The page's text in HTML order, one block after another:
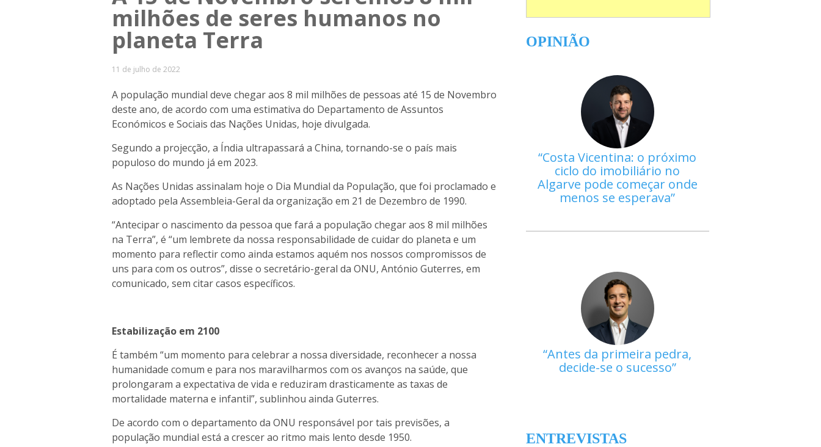
milhões de seres humanos no
planeta Terra
11 de julho de 2022
A população mundial deve chegar aos 8 mil milhões de pessoas até 15 de Novembro
deste ano, de acordo com uma estimativa do Departamento de Assuntos
Económicos e Sociais das Nações Unidas, hoje divulgada.
Segundo a projecção, a Índia ultrapassará a China, tornando-se o país mais
populoso do mundo já em 2023.
As Nações Unidas assinalam hoje o Dia Mundial da População, que foi proclamado e
adoptado pela Assembleia-Geral da organização em 21 de Dezembro de 1990.
“Antecipar o nascimento da pessoa que fará a população chegar aos 8 mil milhões
na Terra”, é “um lembrete da nossa responsabilidade de cuidar do planeta e um
momento para reflectir como ainda estamos aquém nos nossos compromissos de
uns para com os outros”, disse o secretário-geral da ONU, António Guterres, em
comunicado, sem citar casos específicos.
Estabilização em 2100
É também “um momento para celebrar a nossa diversidade, reconhecer a nossa
humanidade comum e para nos maravilharmos com os avanços na saúde, que
prolongaram a expectativa de vida e reduziram drasticamente as taxas de
mortalidade materna e infantil”, sublinhou ainda Guterres.
De acordo com o departamento da ONU responsável por tais previsões, a
população mundial está a crescer ao ritmo mais lento desde 1950.
OPINIÃO
Costa Vicentina: o próximo
ciclo do imobiliário no
Algarve pode começar onde
menos se esperava
Antes da primeira pedra,
decide-se o sucesso
ENTREVISTAS